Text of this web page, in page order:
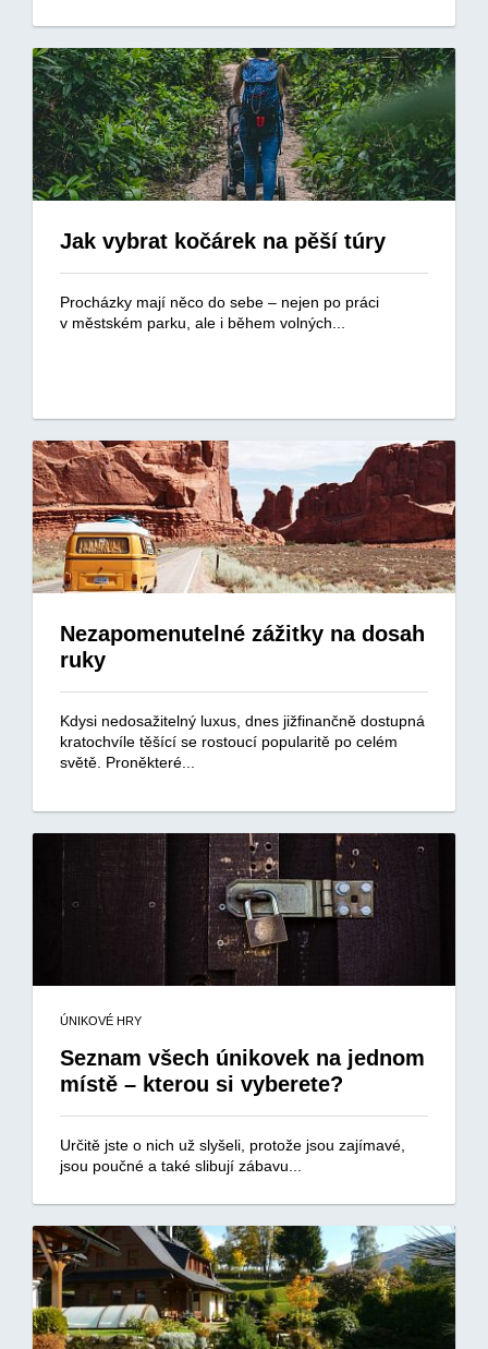
Jak vybrat kočárek na pěší túry
Procházky mají něco do sebe – nejen po práci
v městském parku, ale i během volných...
Nezapomenutelné zážitky na dosah
ruky
Kdysi nedosažitelný luxus, dnes jižfinančně dostupná
kratochvíle těšící se rostoucí popularitě po celém
světě. Proněkteré...
ÚNIKOVÉ HRY
Seznam všech únikovek na jednom
místě – kterou si vyberete?
Určitě jste o nich už slyšeli, protože jsou zajímavé,
jsou poučné a také slibují zábavu...